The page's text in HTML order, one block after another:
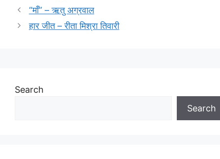
“माँ” – ऋतु अग्रवाल
हार जीत – रीता मिश्रा तिवारी
Search
Search